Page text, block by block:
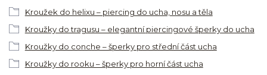
Kroužek do helixu – piercing do ucha, nosu a těla
Kroužky do tragusu – elegantní piercingové šperky do ucha
Kroužky do conche – šperky pro střední část ucha
Kroužky do rooku – šperky pro horní část ucha